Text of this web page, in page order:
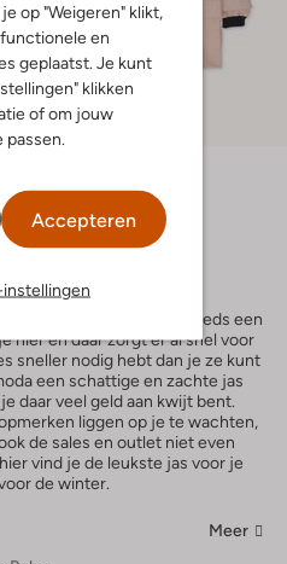
op "Weigeren" klikt,
en
geplaatst. Je kunt
klikken
of om jouw
passen.
Accepteren
Zomerjas
€ 94,99
€ 46,99
en babyjasjes steeds een
hier en daar zorgt er al snel voor
sneller nodig hebt dan je ze kunt
een schattige en zachte jas
daar veel geld aan kwijt bent.
liggen op je te wachten,
de sales en outlet niet even
vind je de leukste jas voor je
de winter.
Meer